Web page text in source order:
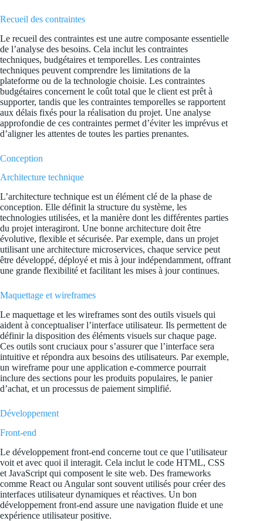
Recueil des contraintes
Le recueil des contraintes est une autre composante essentielle
de l’analyse des besoins. Cela inclut les contraintes
techniques, budgétaires et temporelles. Les contraintes
techniques peuvent comprendre les limitations de la
plateforme ou de la technologie choisie. Les contraintes
budgétaires concernent le coût total que le client est prêt à
supporter, tandis que les contraintes temporelles se rapportent
aux délais fixés pour la réalisation du projet. Une analyse
approfondie de ces contraintes permet d’éviter les imprévus et
d’aligner les attentes de toutes les parties prenantes.
Conception
Architecture technique
L’architecture technique est un élément clé de la phase de
conception. Elle définit la structure du système, les
technologies utilisées, et la manière dont les différentes parties
du projet interagiront. Une bonne architecture doit être
évolutive, flexible et sécurisée. Par exemple, dans un projet
utilisant une architecture microservices, chaque service peut
être développé, déployé et mis à jour indépendamment, offrant
une grande flexibilité et facilitant les mises à jour continues.
Maquettage et wireframes
Le maquettage et les wireframes sont des outils visuels qui
aident à conceptualiser l’interface utilisateur. Ils permettent de
définir la disposition des éléments visuels sur chaque page.
Ces outils sont cruciaux pour s’assurer que l’interface sera
intuitive et répondra aux besoins des utilisateurs. Par exemple,
un wireframe pour une application e-commerce pourrait
inclure des sections pour les produits populaires, le panier
d’achat, et un processus de paiement simplifié.
Développement
Front-end
Le développement front-end concerne tout ce que l’utilisateur
voit et avec quoi il interagit. Cela inclut le code HTML, CSS
et JavaScript qui composent le site web. Des frameworks
comme React ou Angular sont souvent utilisés pour créer des
interfaces utilisateur dynamiques et réactives. Un bon
développement front-end assure une navigation fluide et une
expérience utilisateur positive.